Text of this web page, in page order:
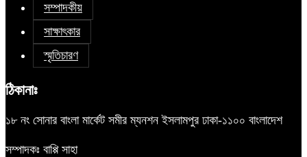
সম্পাদকীয়
সাক্ষাৎকার
স্মৃতিচারণ
ঠিকানাঃ
১৮ নং সোনার বাংলা মার্কেট সমীর ম্যনশন ইসলামপুর ঢাকা-১১০০ বাংলাদেশ
সম্পাদকঃ বাপ্পি সাহা